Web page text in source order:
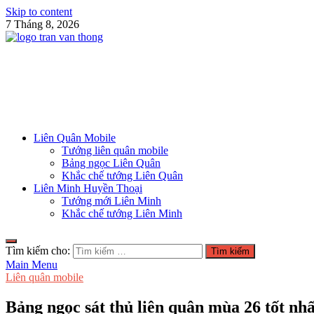
Skip to content
7 Tháng 8, 2026
Liên Quân Mobile
Tướng liên quân mobile
Bảng ngọc Liên Quân
Khắc chế tướng Liên Quân
Liên Minh Huyền Thoại
Tướng mới Liên Minh
Khắc chế tướng Liên Minh
Tìm kiếm cho:
Main Menu
Liên quân mobile
Bảng ngọc sát thủ liên quân mùa 26 tốt